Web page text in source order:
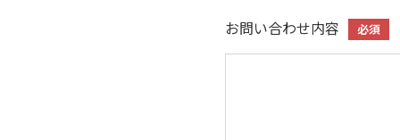
お問い合わせ内容 必須